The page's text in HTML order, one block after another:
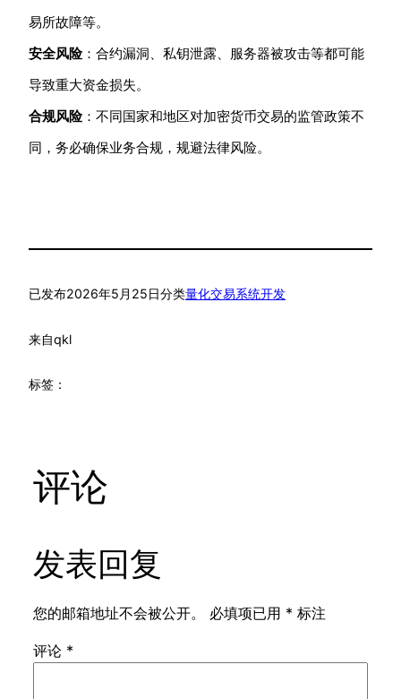
易所故障等。
安全风险：合约漏洞、私钥泄露、服务器被攻击等都可能
导致重大资金损失。
合规风险：不同国家和地区对加密货币交易的监管政策不
同，务必确保业务合规，规避法律风险。
已发布2026年5月25日分类量化交易系统开发
来自qkl
标签：
评论
发表回复
您的邮箱地址不会被公开。 必填项已用 * 标注
评论 *